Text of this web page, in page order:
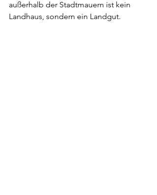
außerhalb der Stadtmauern ist kein
Landhaus, sondern ein Landgut.